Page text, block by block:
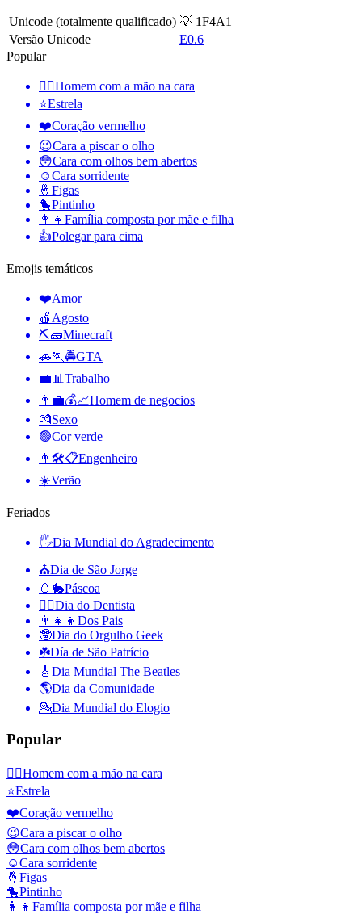
Unicode (totalmente qualificado) 💡 1F4A1
Versão Unicode
E0.6
Popular
🤦‍♂️Homem com a mão na cara
⭐Estrela
❤️Coração vermelho
😉Cara a piscar o olho
😳Cara com olhos bem abertos
☺️Cara sorridente
🤞 Figas
🐤Pintinho
👩‍👧 Família composta por mãe e filha
👍Polegar para cima
Emojis temáticos
❤️Amor
🍎 Agosto
⛏🧱Minecraft
🚗🏃🚔GTA
💼📊 Trabalho
👨‍💼💰📈Homem de negocios
💏Sexo
🟢Cor verde
👨🛠📋Engenheiro
☀️Verão
Feriados
🖐Dia Mundial do Agradecimento
⛪️Dia de São Jorge
🥚🐇Páscoa
👨‍⚕️Dia do Dentista
👨‍👧‍👦 Dos Pais
🤓Dia do Orgulho Geek
☘️Día de São Patrício
🎸 Dia Mundial The Beatles
🌎Dia da Comunidade
💁Dia Mundial do Elogio
Popular
🤦‍♂️Homem com a mão na cara
⭐Estrela
❤️Coração vermelho
😉Cara a piscar o olho
😳Cara com olhos bem abertos
☺️Cara sorridente
🤞 Figas
🐤Pintinho
👩‍👧 Família composta por mãe e filha